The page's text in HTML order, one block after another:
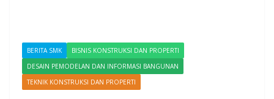
BERITA SMK
BISNIS KONSTRUKSI DAN PROPERTI
DESAIN PEMODELAN DAN INFORMASI BANGUNAN
TEKNIK KONSTRUKSI DAN PROPERTI